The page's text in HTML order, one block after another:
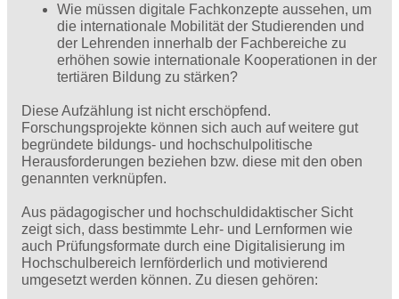
Wie müssen digitale Fachkonzepte aussehen, um
die internationale Mobilität der Studierenden und
der Lehrenden innerhalb der Fachbereiche zu
erhöhen sowie internationale Kooperationen in der
tertiären Bildung zu stärken?
Diese Aufzählung ist nicht erschöpfend.
Forschungsprojekte können sich auch auf weitere gut
begründete bildungs- und hochschulpolitische
Herausforderungen beziehen bzw. diese mit den oben
genannten verknüpfen.
Aus pädagogischer und hochschuldidaktischer Sicht
zeigt sich, dass bestimmte Lehr- und Lernformen wie
auch Prüfungsformate durch eine Digitalisierung im
Hochschulbereich lernförderlich und motivierend
umgesetzt werden können. Zu diesen gehören: